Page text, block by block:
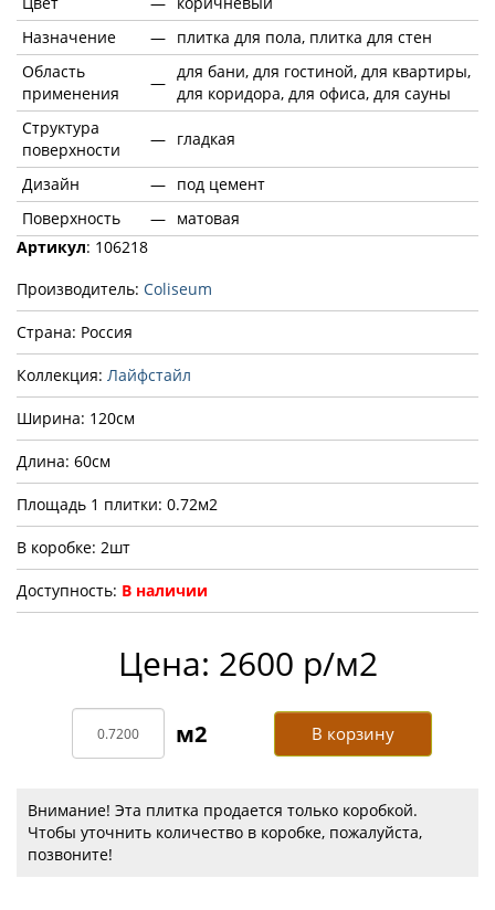
Назначение
— плитка для пола, плитка для стен
Область
применения
—
для бани, для гостиной, для квартиры,
для коридора, для офиса, для сауны
Структура
поверхности
— гладкая
Дизайн — под цемент
Поверхность
— матовая
Артикул: 106218
Производитель: Coliseum
Страна: Россия
Коллекция: Лайфстайл
Ширина: 120см
Длина: 60см
Площадь 1 плитки: 0.72м2
В коробке: 2шт
Доступность: В наличии
Цена: 2600 р/м2
В корзину
Внимание! Эта плитка продается только коробкой.
Чтобы уточнить количество в коробке, пожалуйста,
позвоните!